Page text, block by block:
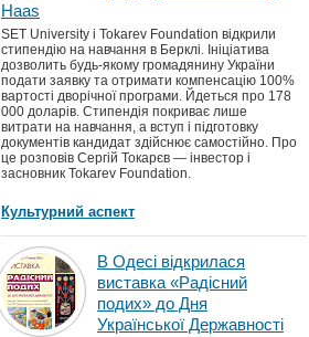
Haas
SET University і Tokarev Foundation відкрили
стипендію на навчання в Берклі. Ініціатива
дозволить будь-якому громадянину України
подати заявку та отримати компенсацію 100%
вартості дворічної програми. Йдеться про 178
000 доларів. Стипендія покриває лише
витрати на навчання, а вступ і підготовку
документів кандидат здійснює самостійно. Про
це розповів Сергій Токарєв — інвестор і
засновник Tokarev Foundation.
Культурний аспект
В Одесі відкрилася
виставка «Радісний
подих» до Дня
Української Державності